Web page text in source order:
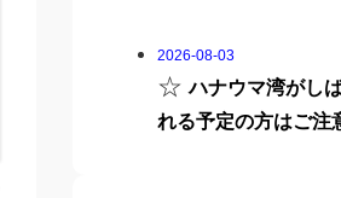
2026-08-03
☆ ハナウマ湾がし
れる予定の方はご注